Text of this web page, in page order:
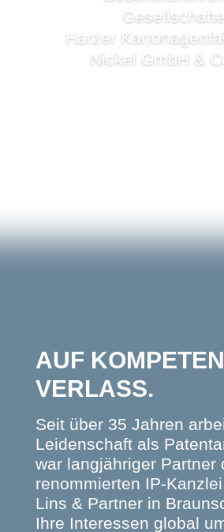
Harzer
Nickel GmbH &
AUF
VERLASS.
Seit über 35 Jahren
Leidenschaft als
war langjähriger Partner
renommierten IP-
Lins & Partner in
Ihre Interessen global